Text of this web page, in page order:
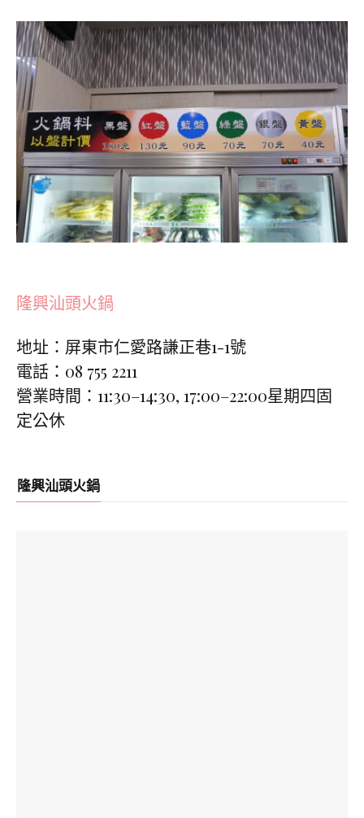
隆興汕頭火鍋
地址：屏東市仁愛路謙正巷1-1號
電話：08 755 2211
營業時間：11:30–14:30, 17:00–22:00星期四固
定公休
隆興汕頭火鍋